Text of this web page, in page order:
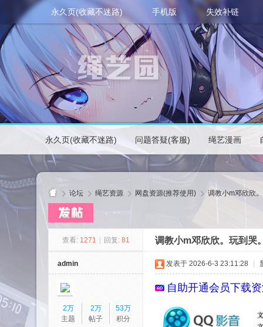
永久页(收藏不迷路) 手机版 失效补链
永久页(收藏不迷路) 问题答疑(客服) 绳艺漫画
论坛 绳艺资源 网盘资源(推荐使用) 调教小m邓欣欣。
查看: 1271 回复: 81 调教小m邓欣欣。玩到哭。
admin
2万
主题
2万
帖子
53万
积分
发表于 2026-6-3 23:11:28
自助开通会员下载